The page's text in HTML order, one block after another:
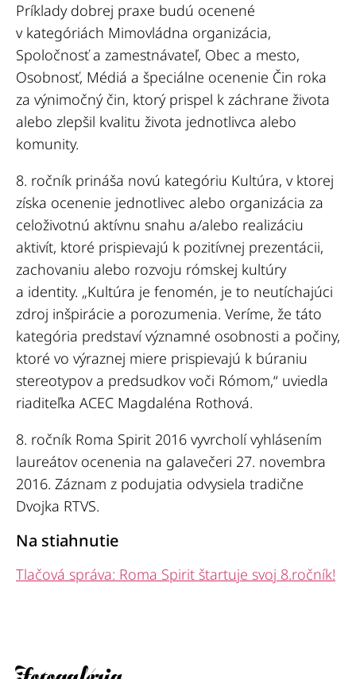
Príklady dobrej praxe budú ocenené
v kategóriách Mimovládna organizácia,
Spoločnosť a zamestnávateľ, Obec a mesto,
Osobnosť, Médiá a špeciálne ocenenie Čin roka
za výnimočný čin, ktorý prispel k záchrane života
alebo zlepšil kvalitu života jednotlivca alebo
komunity.
8. ročník prináša novú kategóriu Kultúra, v ktorej
získa ocenenie jednotlivec alebo organizácia za
celoživotnú aktívnu snahu a/alebo realizáciu
aktivít, ktoré prispievajú k pozitívnej prezentácii,
zachovaniu alebo rozvoju rómskej kultúry
a identity. „Kultúra je fenomén, je to neutíchajúci
zdroj inšpirácie a porozumenia. Veríme, že táto
kategória predstaví významné osobnosti a počiny,
ktoré vo výraznej miere prispievajú k búraniu
stereotypov a predsudkov voči Rómom,“ uviedla
riaditeľka ACEC Magdaléna Rothová.
8. ročník Roma Spirit 2016 vyvrcholí vyhlásením
laureátov ocenenia na galavečeri 27. novembra
2016. Záznam z podujatia odvysiela tradične
Dvojka RTVS.
Na stiahnutie
Tlačová správa: Roma Spirit štartuje svoj 8.ročník!